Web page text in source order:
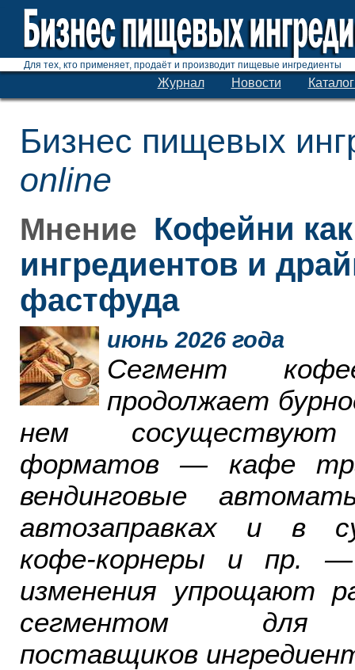
Для тех, кто применяет, продаёт и производит пищевые ингредиенты
Журнал Новости
Бизнес пищевых
online
Мнение Кофейни
ингредиентов и
фастфуда
июнь 2026 года
Сегмент
продолжает
нем
форматов — кафе
вендинговые
автозаправках и в
кофе-корнеры и пр.
изменения упрощают
сегментом для
поставщиков